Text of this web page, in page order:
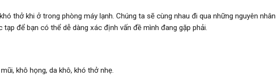
thở khi ở trong phòng máy lạnh. Chúng ta sẽ cùng nhau đi qua những nguyên nhân
để bạn có thể dễ dàng xác định vấn đề mình đang gặp phải.
khô họng, da khô, khó thở nhẹ.